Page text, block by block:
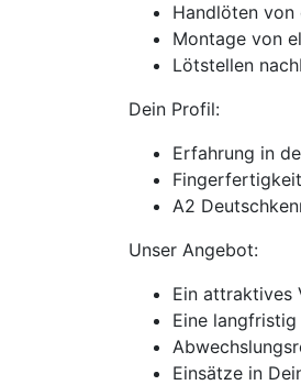
Handlöten von
Montage von
Lötstellen
Dein Profil:
Erfahrung in
Fingerfertigkeit
A2
Unser Angebot:
Ein attraktives
Eine
Einsätze in